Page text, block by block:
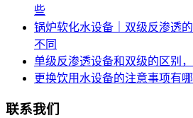
些
锅炉软化水设备｜双级反渗透
不同
单级反渗透设备和双级的区别，
更换饮用水设备的注意事项有
联系我们